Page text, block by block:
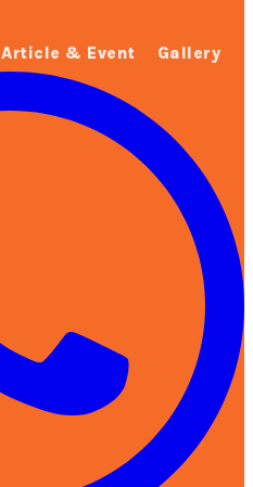
Article & Event Gallery